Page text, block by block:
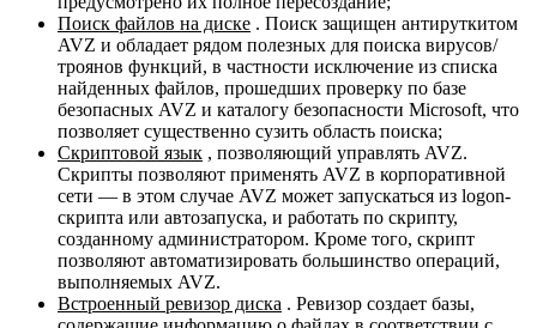
Поиск файлов на диске . Поиск защищен антируткитом
AVZ и обладает рядом полезных для поиска вирусов/
троянов функций, в частности исключение из списка
найденных файлов, прошедших проверку по базе
безопасных AVZ и каталогу безопасности Microsoft, что
позволяет существенно сузить область поиска;
Скриптовой язык , позволяющий управлять AVZ.
Скрипты позволяют применять AVZ в корпоративной
сети — в этом случае AVZ может запускаться из logon-
скрипта или автозапуска, и работать по скрипту,
созданному администратором. Кроме того, скрипт
позволяют автоматизировать большинство операций,
выполняемых AVZ.
Встроенный ревизор диска . Ревизор создает базы,